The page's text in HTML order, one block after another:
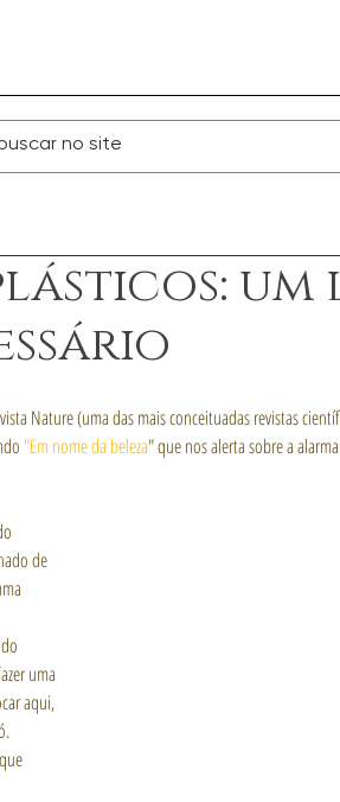
um
Nature (uma das mais conceituadas revistas
"Em nome da beleza" que nos alerta sobre a
de
uma
aqui,